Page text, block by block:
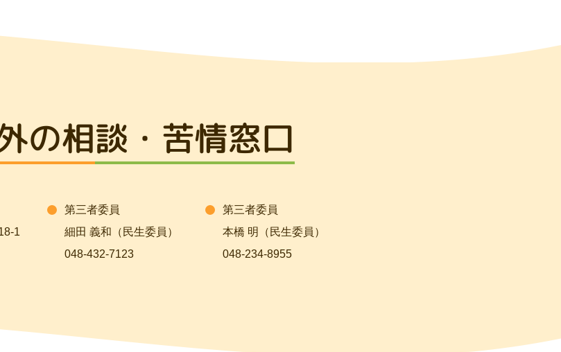
の相談・苦情窓口
1
第三者委員
細田 義和（民生委員）
048-432-7123
第三者委員
本橋 明（民生委員）
048-234-8955